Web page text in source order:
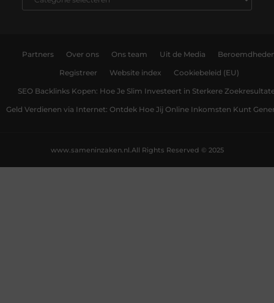
Partners Over ons Ons team Uit de Media
Registreer Website index Cookiebeleid (EU)
SEO Backlinks Kopen: Hoe Je Slim Investeert in Sterkere
Geld Verdienen via Internet: Ontdek Hoe Jij Online Inkomsten Kunt
All Rights Reserved © 2025
www.sameninzaken.nl.